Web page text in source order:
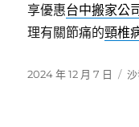
享優惠台中搬家公
理有關節痛的頸椎
發
2024 年 12 月 7 日
分